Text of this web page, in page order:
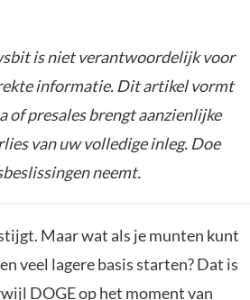
is niet verantwoordelijk voor
informatie. Dit artikel vormt
of presales brengt aanzienlijke
van uw volledige inleg. Doe
neemt.
Maar wat als je munten kunt
veel lagere basis starten? Dat is
DOGE op het moment van